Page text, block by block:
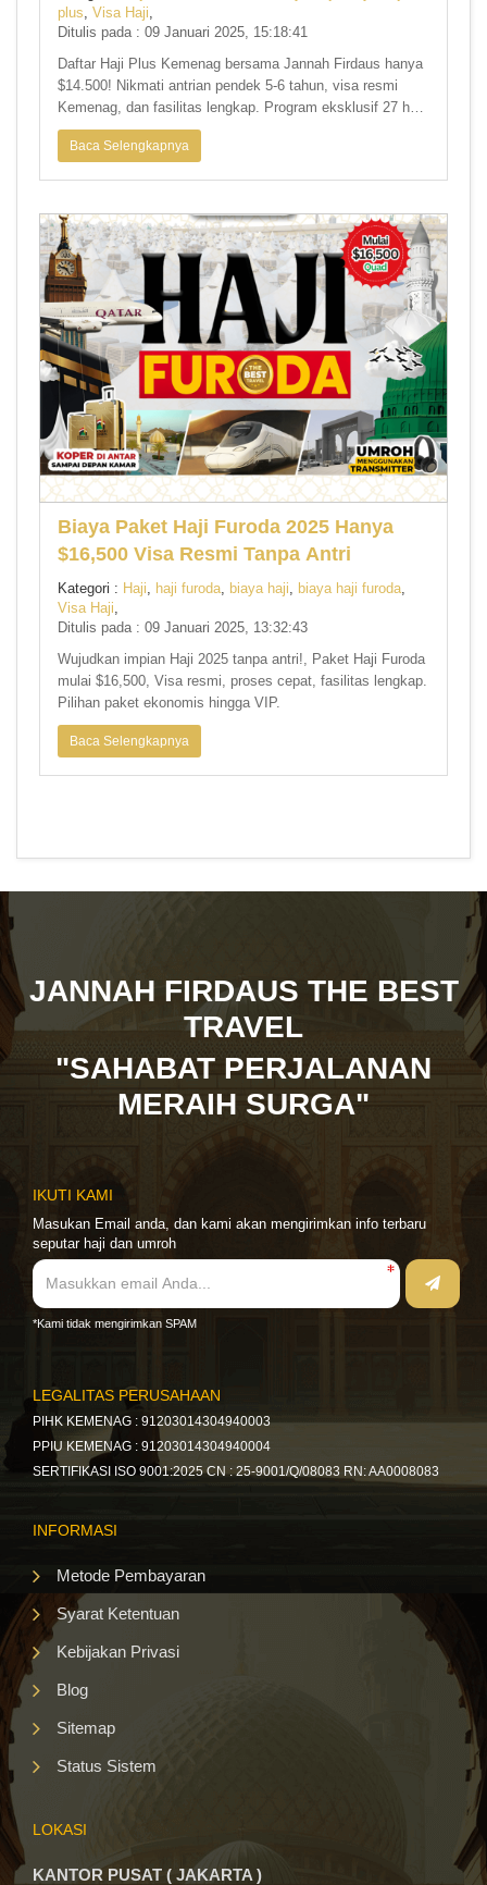
plus, Visa Haji,
Ditulis pada : 09 Januari 2025, 15:18:41
Daftar Haji Plus Kemenag bersama Jannah Firdaus hanya
$14.500! Nikmati antrian pendek 5-6 tahun, visa resmi
Kemenag, dan fasilitas lengkap. Program eksklusif 27 hari
dengan ho
Baca Selengkapnya
Biaya Paket Haji Furoda 2025 Hanya
$16,500 Visa Resmi Tanpa Antri
Kategori : Haji haji furoda biaya haji biaya haji furoda
Visa Haji
Ditulis pada : 09 Januari 2025, 13:32:43
Wujudkan impian Haji 2025 tanpa antri!, Paket Haji Furoda
mulai $16,500, Visa resmi, proses cepat, fasilitas lengkap.
Pilihan paket ekonomis hingga VIP.
Baca Selengkapnya
JANNAH FIRDAUS THE BEST
TRAVEL
"SAHABAT PERJALANAN
MERAIH SURGA"
IKUTI KAMI
Masukan Email anda, dan kami akan mengirimkan info terbaru
seputar haji dan umroh
*Kami tidak mengirimkan SPAM
LEGALITAS PERUSAHAAN
PIHK KEMENAG : 91203014304940003
PPIU KEMENAG : 91203014304940004
SERTIFIKASI ISO 9001:2025 CN : 25-9001/Q/08083 RN: AA0008083
INFORMASI
Metode Pembayaran
Syarat Ketentuan
Kebijakan Privasi
Blog
Sitemap
Status Sistem
LOKASI
KANTOR PUSAT ( JAKARTA )